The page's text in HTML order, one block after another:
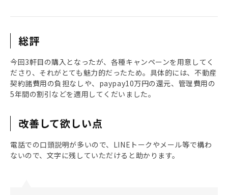
総評
今回3軒目の購入となったが、各種キャンペーンを用意してく
ださり、それがとても魅力的だったため。具体的には、不動産
契約諸費用の負担なしや、paypay10万円の還元、管理費用の
5年間の割引などを適用してくだいました。
改善して欲しい点
電話での口頭説明が多いので、LINEトークやメール等で構わ
ないので、文字に残していただけると助かります。